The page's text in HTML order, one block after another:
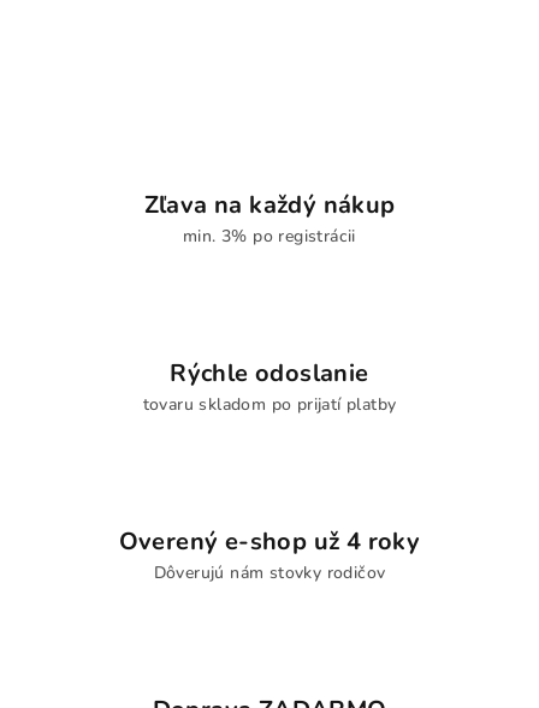
Zľava na každý nákup
min. 3% po registrácii
Rýchle odoslanie
tovaru skladom po prijatí platby
Overený e-shop už 4 roky
Dôverujú nám stovky rodičov